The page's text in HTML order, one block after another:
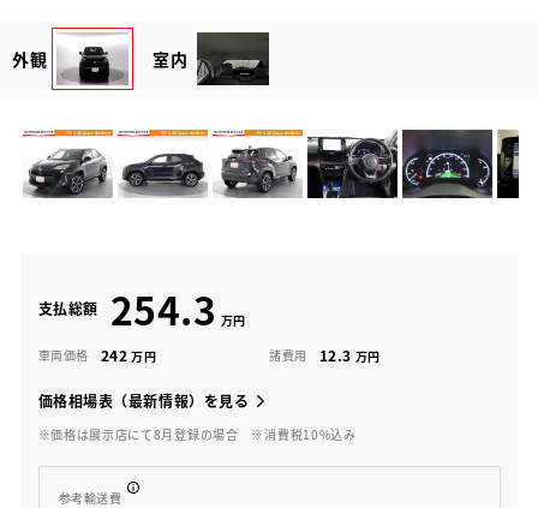
外観 室内
支払総額 254.3
車両価格 242 諸費用 12.3
価格相場表（最新情報）を見る
※価格は展示店にて8月登録の場合 ※消費税10%込み
参考輸送費